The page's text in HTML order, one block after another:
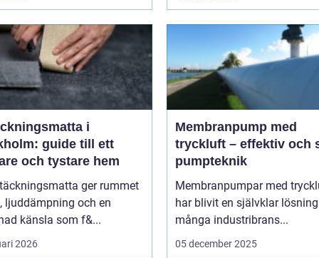
i
guide till ett
och tystare hem
ger rummet
ljuddämpning och en
känsla som f&...
2026
Membranpump med
tryckluft – effektiv och
pumpteknik
Membranpumpar med
har blivit en självklar
många industribrans...
05 december 2025